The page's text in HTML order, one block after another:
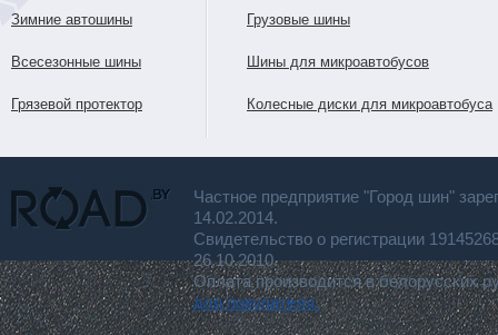
Зимние автошины
Всесезонные шины
Грязевой протектор
Грузовые шины
Шины для микроавтобусов
Колесные диски для микроавтобуса
Частное предприятие "Город шин"
14.02.2014.
Свидетельство о регистрации
26.10.2010.
Оплата производится в белорусских
для покупателя.